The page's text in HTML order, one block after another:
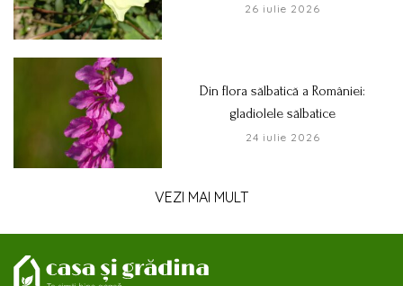
26 iulie 2026
Din flora sălbatică a României:
gladiolele sălbatice
24 iulie 2026
VEZI MAI MULT